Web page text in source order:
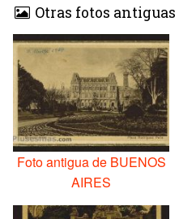
Otras fotos antiguas
Foto antigua de BUENOS
AIRES